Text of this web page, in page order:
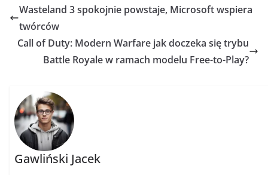
Wasteland 3 spokojnie powstaje, Microsoft wspiera
twórców
Call of Duty: Modern Warfare jak doczeka się trybu
Battle Royale w ramach modelu Free-to-Play?
Gawliński Jacek